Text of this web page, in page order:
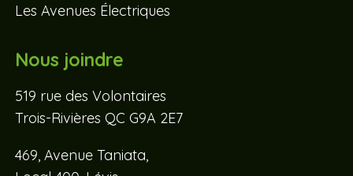
Les Avenues Électriques
Nous joindre
519 rue des Volontaires
Trois-Rivières QC G9A 2E7
469, Avenue Taniata,